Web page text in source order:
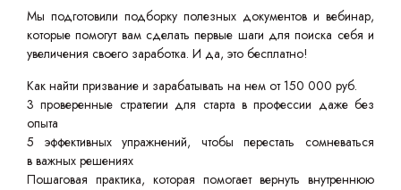
Мы подготовили подборку полезных документов и вебинар,
которые помогут вам сделать первые шаги для поиска себя и
увеличения своего заработка. И да, это бесплатно!
Как найти призвание и зарабатывать на нем от 150 000 руб.
3 проверенные стратегии для старта в профессии даже без
опыта
5 эффективных упражнений, чтобы перестать сомневаться
в важных решениях
Пошаговая практика, которая помогает вернуть внутреннюю